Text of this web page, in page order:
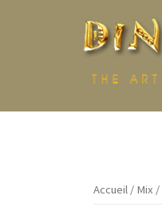
Accueil / Mix /